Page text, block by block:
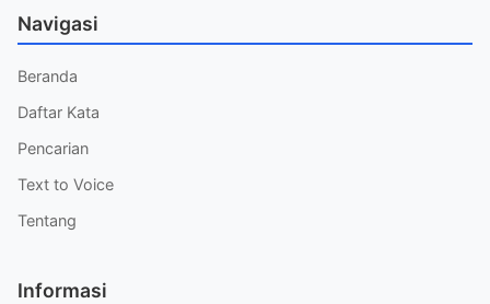
Navigasi
Beranda
Daftar Kata
Pencarian
Text to Voice
Tentang
Informasi